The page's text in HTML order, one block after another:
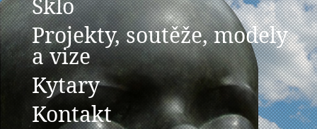
Sklo
Projekty, soutěže, modely
a vize
Kytary
Kontakt